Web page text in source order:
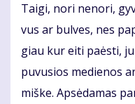
Tai­gi, no­ri ne­no­ri,
vus ar bul­ves, nes
giau kur ei­ti pa­ės­ti,
pu­vu­sios me­die­nos
miš­ke. Ap­sė­da­mas